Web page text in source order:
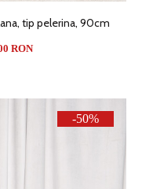
tip pelerina, 90cm
RON
-50%